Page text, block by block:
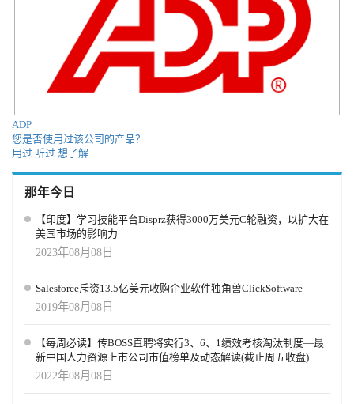
*RAIHR 由HRTech的Next AI专家委员会倡导成立 Responsible AI in
HR（RAIHR） Responsible AI in HR（RAIHR）是指在HR实践中的
AI应用遵循高标准的道德和透明性原则，确保AI决策过程公开、可
审查，并且对所有利益相关者公正无偏。 这包括在招聘、员工发
展、绩效管理等HR功能中，AI技术的使用既促进了工作效率，也增
强了员工的工作体验和满意度。
程度的理解能力，而这些要素正是公平薪酬与晋升制度的核心依
逻辑路径，其输出结果不应成为人力战略的依据。可解释性始终是
人力资源领域伦理AI应用的基石。 简言之，AI应辅助劳动力规划流
程，但绝不应成为最终决策者。 敏捷性与责任感的平衡 新型劳动力
规划范式要求敏捷性与责任感的恰当结合。当AI高效的数据洞察力
实现这种平衡的企业将获得可量化的多重效益： 预测更精准——决
策基于实时数据而非假设，减少招聘意外 招聘周期更短——主动规
划使团队能在岗位紧缺前预判需求 员工留存率更高——及早识别技
能缺口或员工风险，在离职发生前化解隐患 更强适应性：能随市场
或业务环境变化快速调整人力规划 更强问责制：决策可追溯、数据
驱动且符合伦理判断与人工监督 即便在经济动荡与数据匮乏的背景
下，人工智能仍能助力人力资源领导者发掘机遇，优化、多元化并
构建具有前瞻性的人力资源战略。 不确定时代的规划之道 经济周期
持续波动，技术颠覆加速推进，数据获取仍具不确定性。但拥抱合
洞见清晰。 负责任地运用人工智能，可实现更快速、更智能的劳动
力规划。它助力管理者预判趋势、模拟场景，并在他人犹豫不决时
果断行动。在动荡环境中，这不仅是竞争优势，更是战略必需。
的合作大幅提升了招聘效率，并解放了餐厅经理的时间，使其能更
专注于业务和顾客体验。她期待 Workday 的整合能进一步放大这些
成效。 交易细节 根据协议，此次收购预计将在 Workday 2026 财年
第三季度（截至2025年10月31日）完成，仍需获得监管审批。
Workday 的财务顾问为摩根士丹利，法律顾问为 Orrick；Paradox 的
财务顾问为 Qatalyst Partners，法律顾问为 DLA Piper。 人才获取革
程的优化，更代表了 AI 在人才获取领域的全面渗透。面对近30亿前
线劳动力市场，这笔交易标志着 HR 科技行业正在进入一个新的竞
争周期：一方面，传统 ERP 正在加速 AI 化；另一方面，创新厂商
在全球高频量招聘领域的领导地位”，同时也为整个行业敲响了新的
战鼓。未来的招聘，不仅是流程的数字化，更是 AI 驱动的人才体验
革命。 HRTech也提醒到此次收购不仅拓宽了 Workday 在高频量招聘
领域的战局，更在人才获取与 AI 赢未来的路径上构建了独特优势，
极可能成为全球 AI 招聘浪潮的重要驱动者。值得注意的是，
Workday 作为 HCM 平台，已通过连续收购 HiredScore、Paradox、
使其既与市场上的 ATS、招聘软件厂商形成直接竞争，又因平台生
态而维持合作关系，形成“竞合”格局。
ADP
您是否使用过该公司的产品？
用过 听过 想了解
那年今日
【印度】学习技能平台Disprz获得3000万美元C轮融资，以扩大在
美国市场的影响力
2023年08月08日
Salesforce斥资13.5亿美元收购企业软件独角兽ClickSoftware
2019年08月08日
【每周必读】传BOSS直聘将实行3、6、1绩效考核淘汰制度—最
新中国人力资源上市公司市值榜单及动态解读(截止周五收盘)
2022年08月08日